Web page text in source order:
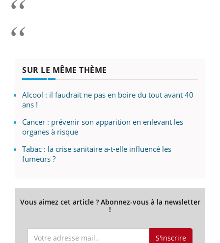
SUR LE MÊME THÈME
Alcool : il faudrait ne pas en boire du tout avant 40
ans !
Cancer : prévenir son apparition en enlevant les
organes à risque
Tabac : la crise sanitaire a-t-elle influencé les
fumeurs ?
Vous aimez cet article ? Abonnez-vous à la newsletter
!
S'inscrire